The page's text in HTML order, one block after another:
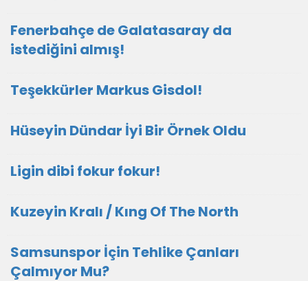
Fenerbahçe de Galatasaray da
istediğini almış!
Teşekkürler Markus Gisdol!
Hüseyin Dündar İyi Bir Örnek Oldu
Ligin dibi fokur fokur!
Kuzeyin Kralı / Kıng Of The North
Samsunspor İçin Tehlike Çanları
Çalmıyor Mu?